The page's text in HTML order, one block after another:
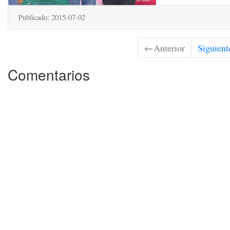
Publicado: 2015-07-02
←Anterior
Comentarios